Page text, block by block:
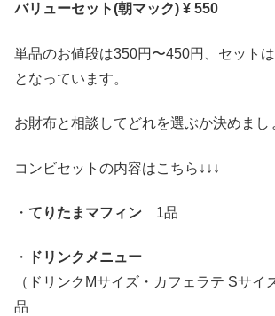
バリューセット(朝マック) ¥ 550
単品のお値段は350円〜450円、セット
となっています。
お財布と相談してどれを選ぶか決めまし
コンビセットの内容はこちら↓↓↓
・ てりたまマフィン 1品
・
ドリンクメニュー
（ドリンクMサイズ・カフェラテ Sサイ
品